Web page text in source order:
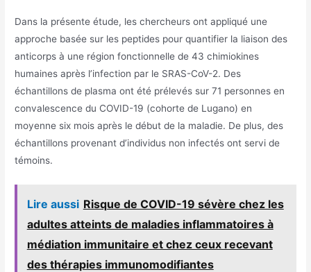
Dans la présente étude, les chercheurs ont appliqué une
approche basée sur les peptides pour quantifier la liaison des
anticorps à une région fonctionnelle de 43 chimiokines
humaines après l’infection par le SRAS-CoV-2. Des
échantillons de plasma ont été prélevés sur 71 personnes en
convalescence du COVID-19 (cohorte de Lugano) en
moyenne six mois après le début de la maladie. De plus, des
échantillons provenant d’individus non infectés ont servi de
témoins.
Lire aussi Risque de COVID-19 sévère chez les
adultes atteints de maladies inflammatoires à
médiation immunitaire et chez ceux recevant
des thérapies immunomodifiantes